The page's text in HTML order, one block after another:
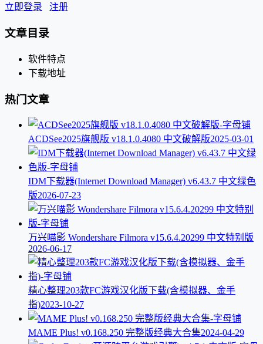
立即登录 注册
文章目录
软件特点
下载地址
热门文章
ACDSee2025旗舰版 v18.1.0.4080 中文破解版2025-03-01
IDM下载器(Internet Download Manager) v6.43.7 中文绿色
版2026-07-23
万兴喵影 Wondershare Filmora v15.6.4.20299 中文特别版
2026-06-17
精心整理203款FC游戏汉化版下载(含模拟器、金手
指)2023-10-27
MAME Plus! v0.168.250 完整版经典大合集2024-04-29